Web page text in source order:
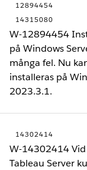
12894454
14315080
W-12894454
på Windows
många fel. Nu
installeras på
2023.3.1.
14302414
W-14302414
Tableau Server